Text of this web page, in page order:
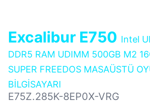
Excalibur E750 Intel
DDR5 RAM UDIMM 500GB M2
SUPER FREEDOS MASAÜSTÜ
BİLGİSAYARI
E75Z.285K-8EP0X-VRG